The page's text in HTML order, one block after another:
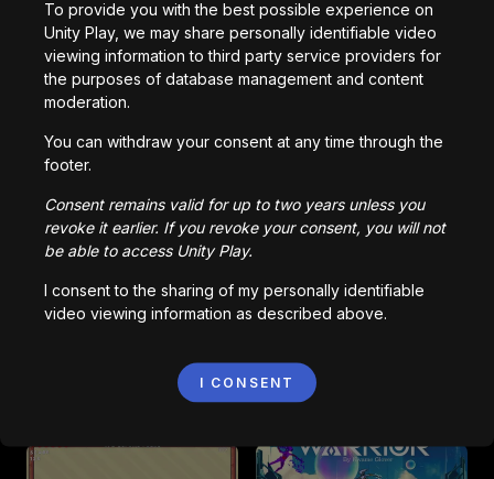
Kinda Sus
6,890
kez oynandı
Identity
3,787
2D-Platformer-MVP
9,153
Piggy
1,997 kez oynandı
831 kez oynandı
Mindrifters
To provide you with the best possible experience on
Unity Play, we may share personally identifiable video
viewing information to third party service providers for
the purposes of database management and content
moderation.
You can withdraw your consent at any time through the
footer.
Consent remains valid for up to two years unless you
revoke it earlier. If you revoke your consent, you will not
be able to access Unity Play.
I consent to the sharing of my personally identifiable
video viewing information as described above.
I CONSENT